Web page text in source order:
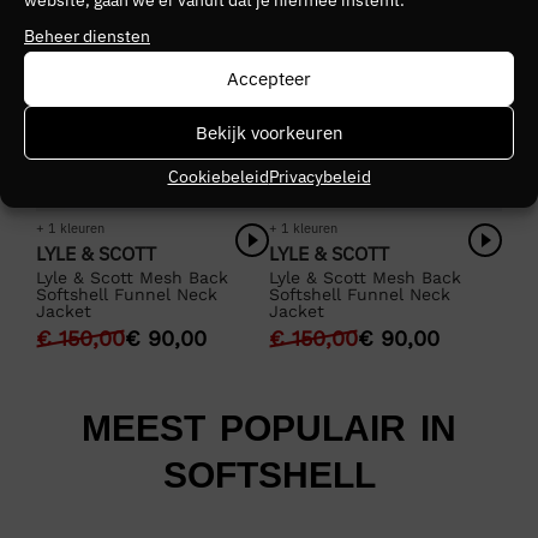
Beheer diensten
Accepteer
Bekijk voorkeuren
CookiebeleidPrivacybeleid
+ 1 kleuren
LYLE & SCOTT
Lyle & Scott Mesh Back
Softshell Funnel Neck
Jacket
€150,00€ 90,00
+ 1 kleuren
LYLE & SCOTT
Lyle & Scott Mesh Back
Softshell Funnel Neck
Jacket
€150,00€ 90,00
MEEST POPULAIR IN
SOFTSHELL